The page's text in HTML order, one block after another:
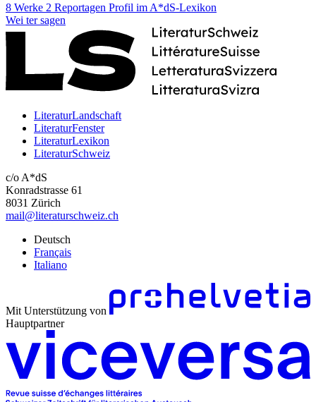
8 Werke 2 Reportagen Profil im A*dS-Lexikon
Wei ter sagen
LiteraturLandschaft
LiteraturFenster
LiteraturLexikon
LiteraturSchweiz
c/o A*dS
Konradstrasse 61
8031 Zürich
mail@literaturschweiz.ch
Deutsch
Français
Italiano
Mit Unterstützung von
Hauptpartner